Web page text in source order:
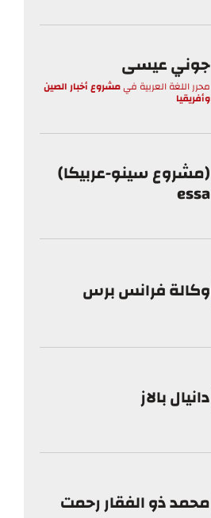
جوني عيسى
محرر اللغة العربية فيمشروع أخبار الصين
وأفريقيا
(مشروع سينو-عربيكا)
essa
وكالة فرانس برس
دانيال بالاز
محمد ذو الفقار رحمت